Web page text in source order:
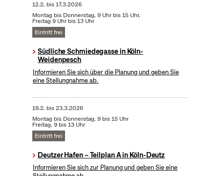
12.2. bis17.3.2026
Montag bis Donnerstag, 9 Uhr bis 15 Uhr,
Freitag 9 Uhr bis 13 Uhr
Eintritt frei
Südliche Schmiedegasse in Köln-
Weidenpesch
Informieren Sie sich über die Planung und geben Sie
eine Stellungnahme ab.
19.2. bis23.3.2026
Montag bis Donnerstag, 9 bis 15 Uhr
Freitag, 9 bis 13 Uhr
Eintritt frei
Deutzer Hafen – Teilplan A in Köln-Deutz
Informieren Sie sich zur Planung und geben Sie eine